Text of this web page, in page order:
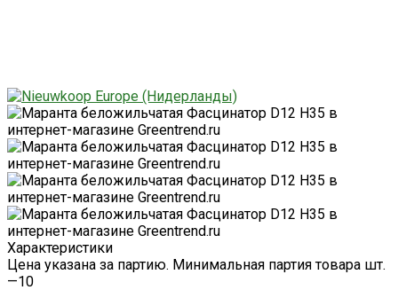
Характеристики
Цена указана за партию. Минимальная партия товара шт.
—10